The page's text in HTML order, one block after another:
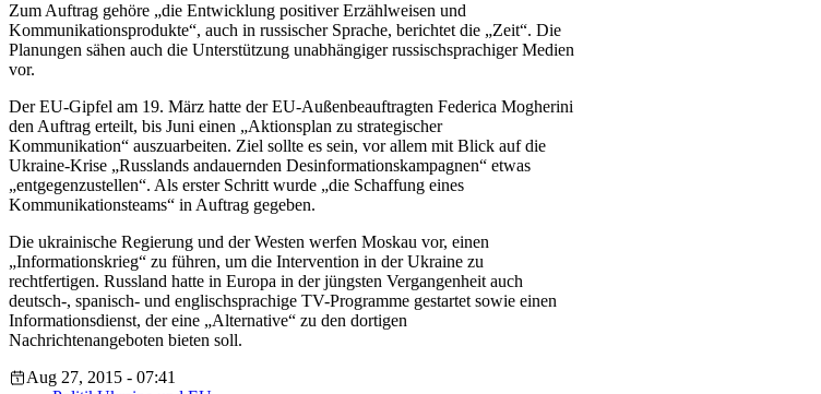
Zum Auftrag gehöre „die Entwicklung positiver Erzählweisen und
Kommunikationsprodukte“, auch in russischer Sprache, berichtet die „Zeit“. Die
Planungen sähen auch die Unterstützung unabhängiger russischsprachiger Medien
vor.
Der EU-Gipfel am 19. März hatte der EU-Außenbeauftragten Federica Mogherini
den Auftrag erteilt, bis Juni einen „Aktionsplan zu strategischer
Kommunikation“ auszuarbeiten. Ziel sollte es sein, vor allem mit Blick auf die
Ukraine-Krise „Russlands andauernden Desinformationskampagnen“ etwas
„entgegenzustellen“. Als erster Schritt wurde „die Schaffung eines
Kommunikationsteams“ in Auftrag gegeben.
Die ukrainische Regierung und der Westen werfen Moskau vor, einen
„Informationskrieg“ zu führen, um die Intervention in der Ukraine zu
rechtfertigen. Russland hatte in Europa in der jüngsten Vergangenheit auch
deutsch-, spanisch- und englischsprachige TV-Programme gestartet sowie einen
Informationsdienst, der eine „Alternative“ zu den dortigen
Nachrichtenangeboten bieten soll.
Aug 27, 2015 - 07:41